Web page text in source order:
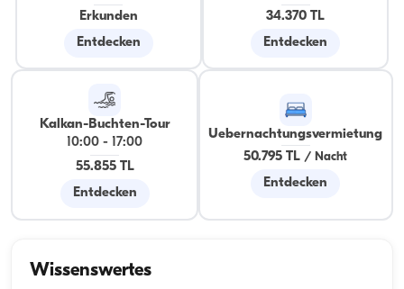
Erkunden
Entdecken
34.370 TL
Entdecken
Kalkan-Buchten-Tour
10:00 -
17:00
55.855 TL
Entdecken
Uebernachtungsvermietung
50.795 TL / Nacht
Entdecken
Wissenswertes